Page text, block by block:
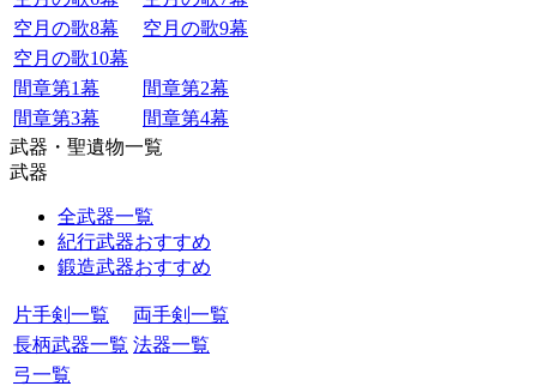
空月の歌8幕
空月の歌9幕
空月の歌10幕
間章第1幕
間章第2幕
間章第3幕
間章第4幕
武器・聖遺物一覧
武器
全武器一覧
紀行武器おすすめ
鍛造武器おすすめ
片手剣一覧
両手剣一覧
長柄武器一覧 法器一覧
弓一覧